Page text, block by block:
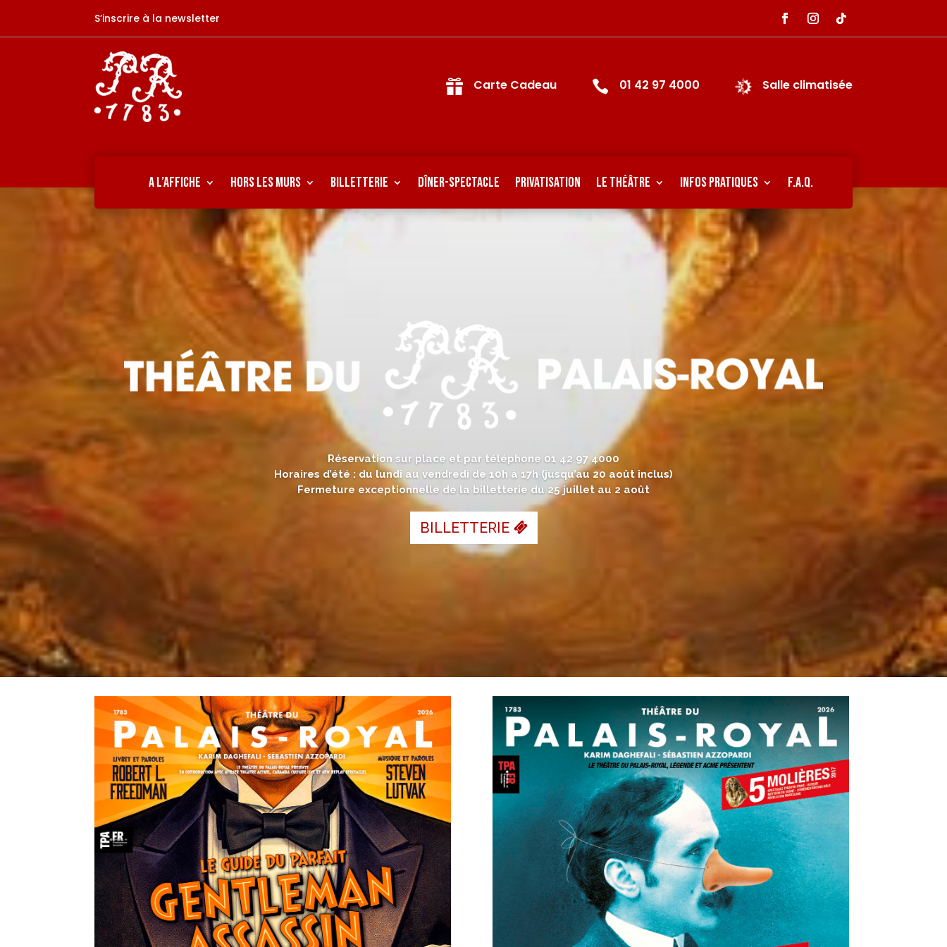
S’inscrire à la newsletter
 Carte Cadeau  01 42 97 4000 Salle climatisée
A L’AFFICHE HORS LES MURS BILLETTERIE Dîner-spectacle PRIVATISATION LE THÉÂTRE INFOS PRATIQUES F.A.Q.
Réservation sur place et par téléphone 01 42 97 4000
Horaires d’été : du lundi au vendredi de 10h à 17h (jusqu’au 20 août inclus)
Fermeture exceptionnelle de la billetterie du 25 juillet au 2 août
BILLETTERIE